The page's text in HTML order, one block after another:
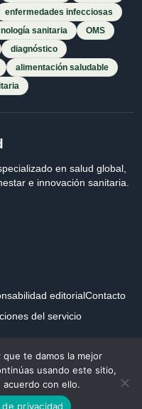
enfermedades infecciosas
sanitaria
OMS
diagnóstico
alimentación saludable
en salud global,
e innovación sanitaria.
editorialContacto
del servicio
reservados. Desarrollado con
que te damos la mejor
usando este sitio,
acuerdo con ello.
de privacidad